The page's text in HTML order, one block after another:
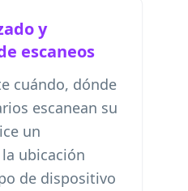
y
escaneos
cuándo, dónde
escanean su
un
ubicación
de dispositivo